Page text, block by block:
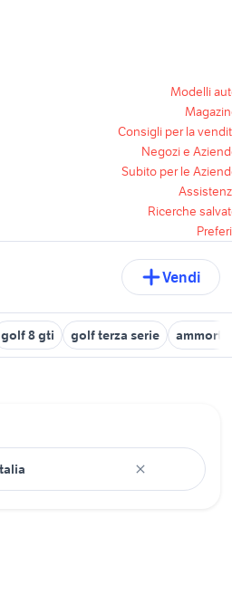
Modelli
Consigli per la
Negozi e
Subito per le
Ricerche
Vendi
golf 8 gti golf terza serie